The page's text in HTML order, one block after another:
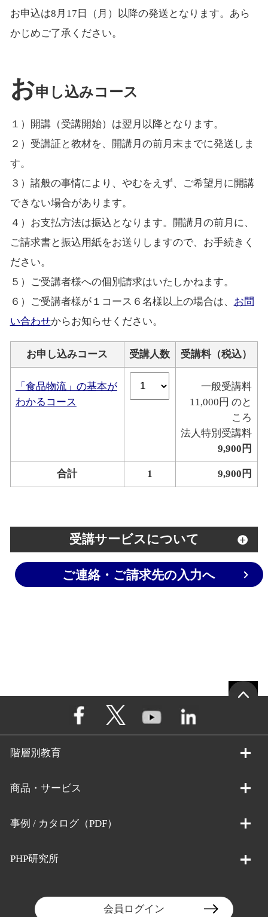
お申込は8月17日（月）以降の発送となります。あら
かじめご了承ください。
お申し込みコース
１）開講（受講開始）は翌月以降となります。
２）受講証と教材を、開講月の前月末までに発送しま
す。
３）諸般の事情により、やむをえず、ご希望月に開講
できない場合があります。
４）お支払方法は振込となります。開講月の前月に、
ご請求書と振込用紙をお送りしますので、お手続きく
ださい。
５）ご受講者様への個別請求はいたしかねます。
６）ご受講者様が１コース６名様以上の場合は、 お問
い合わせからお知らせください。
お申し込みコース 受講人数 受講料（税込）
「食品物流」の基本が
わかるコース
一般受講料
11,000円 のと
ころ
法人特別受講料
9,900円
合計 1 9,900円
受講サービスについて
ご連絡・ご請求先の入力へ
階層別教育
商品・サービス
事例 / カタログ（PDF）
PHP研究所
会員ログイン